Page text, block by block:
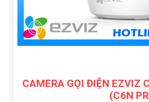
CAMERA GỌI ĐIỆN EZVIZ
(C6N